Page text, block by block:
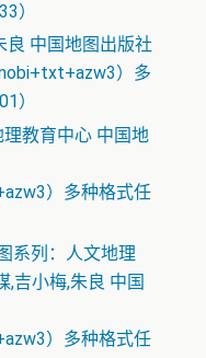
）
良 中国地图出版社
）多
）
教育中心 中国地
）多种格式任
系列：人文地理
,吉小梅,朱良 中国
）多种格式任